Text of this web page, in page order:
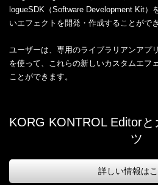
logueSDK（Software Development Kit）
いエフェクトを開発・作成することがで
ユーザーは、専用のライブラリアンアプ
を使って、これらの新しいカスタムエフ
ことができます。
KORG KONTROL Editor
ツ
詳しい情報は